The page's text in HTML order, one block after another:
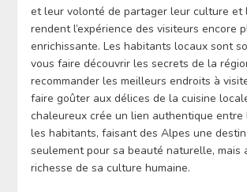
et leur volonté de partager leur culture et
rendent l’expérience des visiteurs encore
enrichissante. Les habitants locaux sont
vous faire découvrir les secrets de la
recommander les meilleurs endroits à
faire goûter aux délices de la cuisine
chaleureux crée un lien authentique
les habitants, faisant des Alpes une
seulement pour sa beauté naturelle, mais
richesse de sa culture humaine.